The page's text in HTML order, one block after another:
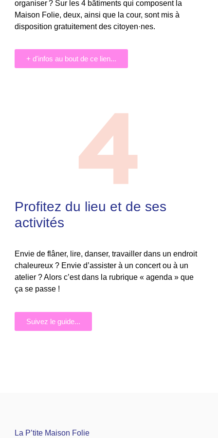
organiser ? Sur les 4 bâtiments qui composent la
Maison Folie, deux, ainsi que la cour, sont mis à
disposition gratuitement des citoyen·nes.
+ d'infos au bout de ce lien...
Profitez du lieu et de ses
activités
Envie de flâner, lire, danser, travailler dans un endroit
chaleureux ? Envie d’assister à un concert ou à un
atelier ? Alors c’est dans la rubrique « agenda » que
ça se passe !
Suivez le guide...
La P’tite Maison Folie